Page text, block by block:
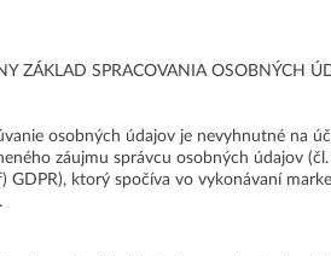
ZÁKLAD SPRACOVANIA OSOBNÝCH
osobných údajov je nevyhnutné na
záujmu správcu osobných údajov
GDPR), ktorý spočíva vo vykonávaní